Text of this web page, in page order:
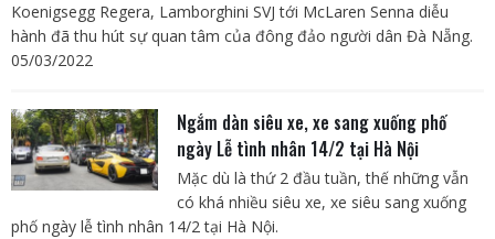
Koenigsegg Regera, Lamborghini SVJ tới McLaren Senna diễu
hành đã thu hút sự quan tâm của đông đảo người dân Đà Nẵng.
05/03/2022
Ngắm dàn siêu xe, xe sang xuống phố
ngày Lễ tình nhân 14/2 tại Hà Nội
Mặc dù là thứ 2 đầu tuần, thế những vẫn
có khá nhiều siêu xe, xe siêu sang xuống
phố ngày lễ tình nhân 14/2 tại Hà Nội.